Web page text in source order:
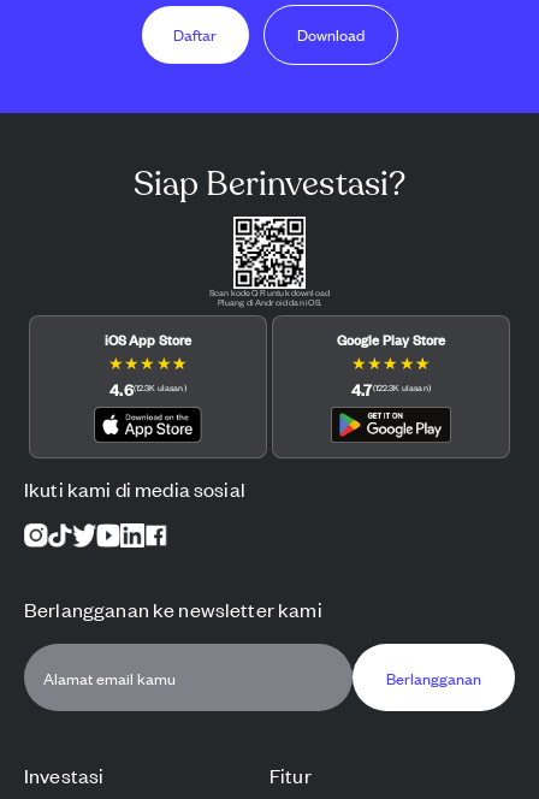
Daftar Download
Investasi Fitur
Siap Berinvestasi?
Scan kode QR untuk download
Pluang di Android dan iOS.
iOS App Store
★★★ ★★
4.6(12.3K ulasan)
Google Play Store
★★★ ★★
4.7(122.3K ulasan)
Ikuti kami di media sosial
Berlangganan ke newsletter kami
Berlangganan